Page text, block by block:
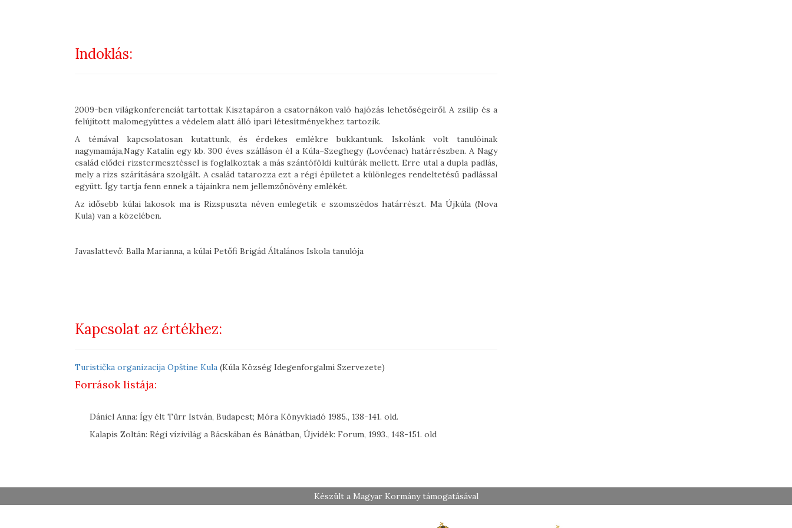
Indoklás:
2009-ben világkonferenciát tartottak Kisztapáron a csatornákon való hajózás lehetőségeiről. A zsilip és a
felújított malomegyüttes a védelem alatt álló ipari létesítményekhez tartozik.
A témával kapcsolatosan kutattunk, és érdekes emlékre bukkantunk. Iskolánk volt tanulóinak
nagymamája,Nagy Katalin egy kb. 300 éves szálláson él a Kúla–Szeghegy (Lovćenac) határrészben. A Nagy
család elődei rizstermesztéssel is foglalkoztak a más szántóföldi kultúrák mellett. Erre utal a dupla padlás,
mely a rizs szárítására szolgált. A család tatarozza ezt a régi épületet a különleges rendeltetésű padlással
együtt. Így tartja fenn ennek a tájainkra nem jellemzőnövény emlékét.
Az idősebb kúlai lakosok ma is Rizspuszta néven emlegetik e szomszédos határrészt. Ma Újkúla (Nova
Kula) van a közelében.
Javaslattevő: Balla Marianna, a kúlai Petőfi Brigád Általános Iskola tanulója
Kapcsolat az értékhez:
Turistička organizacija Opštine Kula (Kúla Község Idegenforgalmi Szervezete)
Források listája:
Dániel Anna: Így élt Türr István, Budapest; Móra Könyvkiadó 1985., 138-141. old.
Kalapis Zoltán: Régi vízivilág a Bácskában és Bánátban, Újvidék: Forum, 1993., 148-151. old
Készült a Magyar Kormány támogatásával